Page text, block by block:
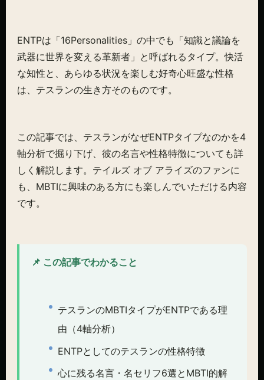
ENTPは「16Personalities」の中でも「知識と議論を
武器に世界を変える革新者」と呼ばれるタイプ。快活
な知性と、あらゆる状況を楽しむ好奇心旺盛な性格
は、テスランの生き方そのものです。
この記事では、テスランがなぜENTPタイプなのかを4
軸分析で掘り下げ、彼の名言や性格特徴についても詳
しく解説します。テイルズ オブ アライズのファンに
も、MBTIに興味のある方にも楽しんでいただける内容
です。
📌 この記事でわかること
テスランのMBTIタイプがENTPである理
由（4軸分析）
ENTPとしてのテスランの性格特徴
心に残る名言・名セリフ6選とMBTI的解